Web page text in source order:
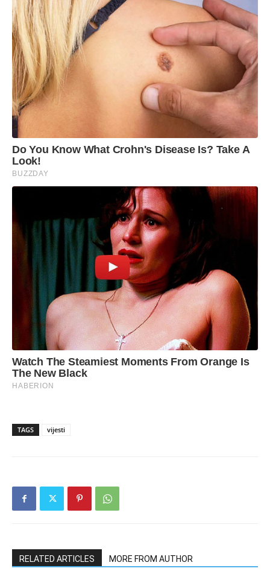
TAGS vijesti
RELATED ARTICLES MORE FROM AUTHOR